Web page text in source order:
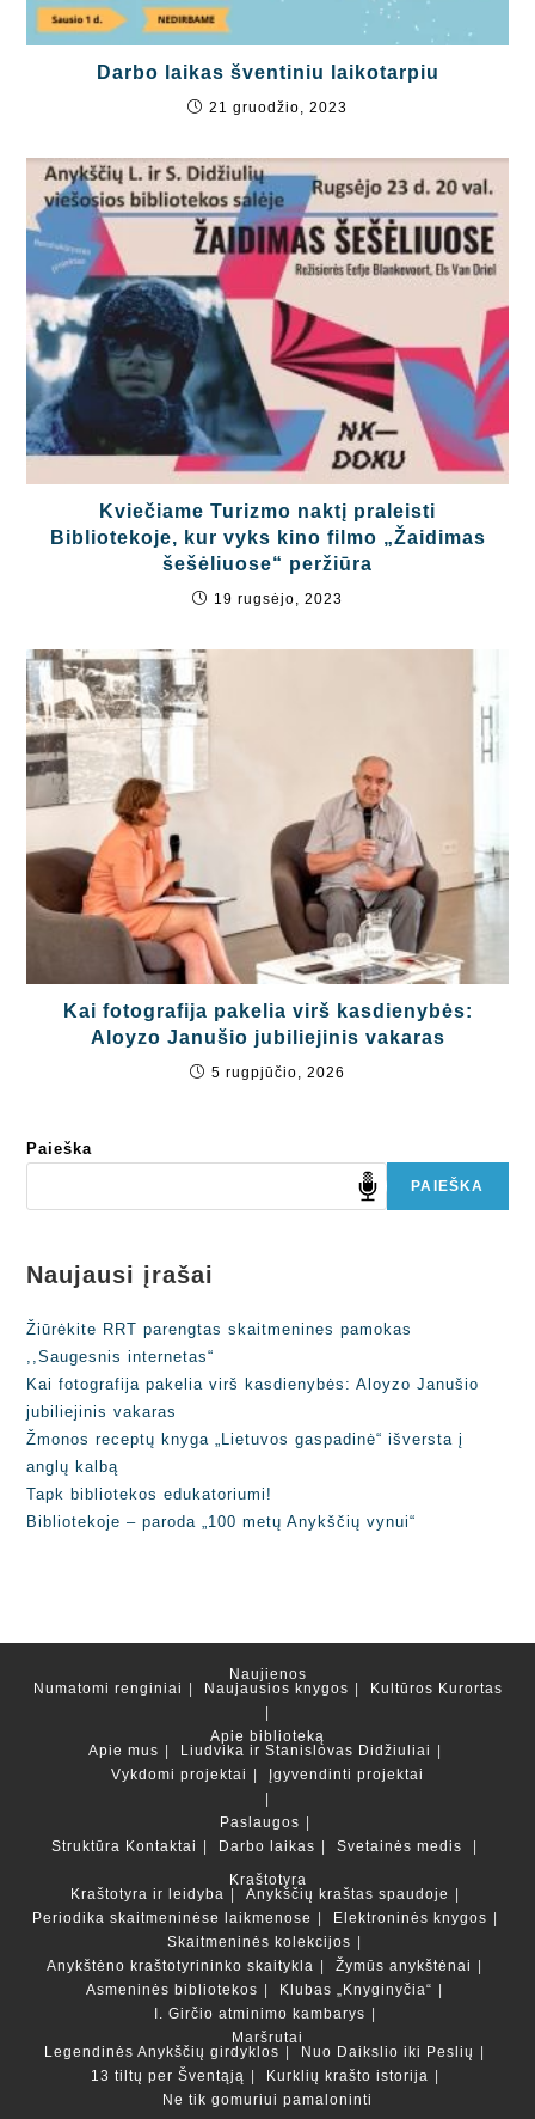
Darbo laikas šventiniu laikotarpiu
21 gruodžio, 2023
Kviečiame Turizmo naktį praleisti
Bibliotekoje, kur vyks kino filmo „Žaidimas
šešėliuose“ peržiūra
19 rugsėjo, 2023
Kai fotografija pakelia virš kasdienybės:
Aloyzo Janušio jubiliejinis vakaras
5 rugpjūčio, 2026
Paieška
PAIEŠKA
Naujausi įrašai
Žiūrėkite RRT parengtas skaitmenines pamokas
,,Saugesnis internetas“
Kai fotografija pakelia virš kasdienybės: Aloyzo Janušio
jubiliejinis vakaras
Žmonos receptų knyga „Lietuvos gaspadinė“ išversta į
anglų kalbą
Tapk bibliotekos edukatoriumi!
Bibliotekoje – paroda „100 metų Anykščių vynui“
Naujienos
Numatomi renginiai
Naujausios knygos Kultūros Kurortas
Apie biblioteką
Apie mus
Liudvika ir Stanislovas Didžiuliai
Vykdomi projektai
Įgyvendinti projektai
Paslaugos
Struktūra Kontaktai Darbo laikas
Svetainės medis
Kraštotyra
Kraštotyra ir leidyba
Anykščių kraštas spaudoje
Periodika skaitmeninėse laikmenose
Elektroninės knygos
Skaitmeninės kolekcijos
Anykštėno kraštotyrininko skaitykla
Žymūs anykštėnai
Asmeninės bibliotekos
Klubas „Knyginyčia“
I. Girčio atminimo kambarys
Maršrutai
Legendinės Anykščių girdyklos
Nuo Daikslio iki Peslių
13 tiltų per Šventąją
Kurklių krašto istorija
Ne tik gomuriui pamaloninti